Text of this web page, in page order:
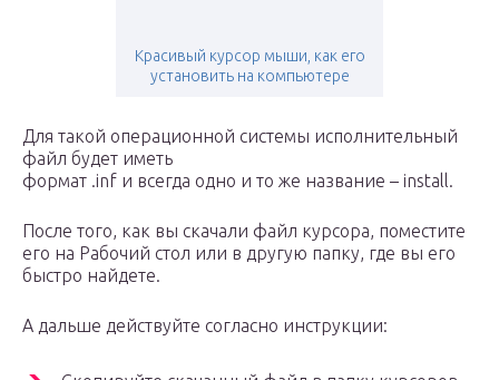
Красивый курсор мыши, как его
установить на компьютере
Для такой операционной системы исполнительный
файл будет иметь
формат .inf и всегда одно и то же название – install.
После того, как вы скачали файл курсора, поместите
его на Рабочий стол или в другую папку, где вы его
быстро найдете.
А дальше действуйте согласно инструкции: